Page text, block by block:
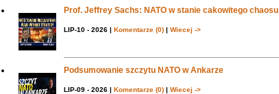
Prof. Jeffrey Sachs: NATO w stanie cakowitego chaosu
LIP-10 - 2026 | Komentarze (0)| Wiecej ->
Podsumowanie szczytu NATO w Ankarze
LIP-09 - 2026 | Komentarze (0)| Wiecej ->